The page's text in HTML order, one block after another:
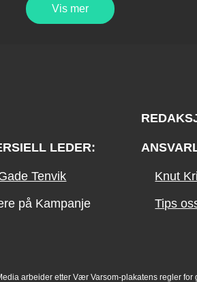
Vis mer
LEDER:
Tenvik
på Kampanje
Knut
Tips
arbeider etter Vær Varsom-plakatens regler for